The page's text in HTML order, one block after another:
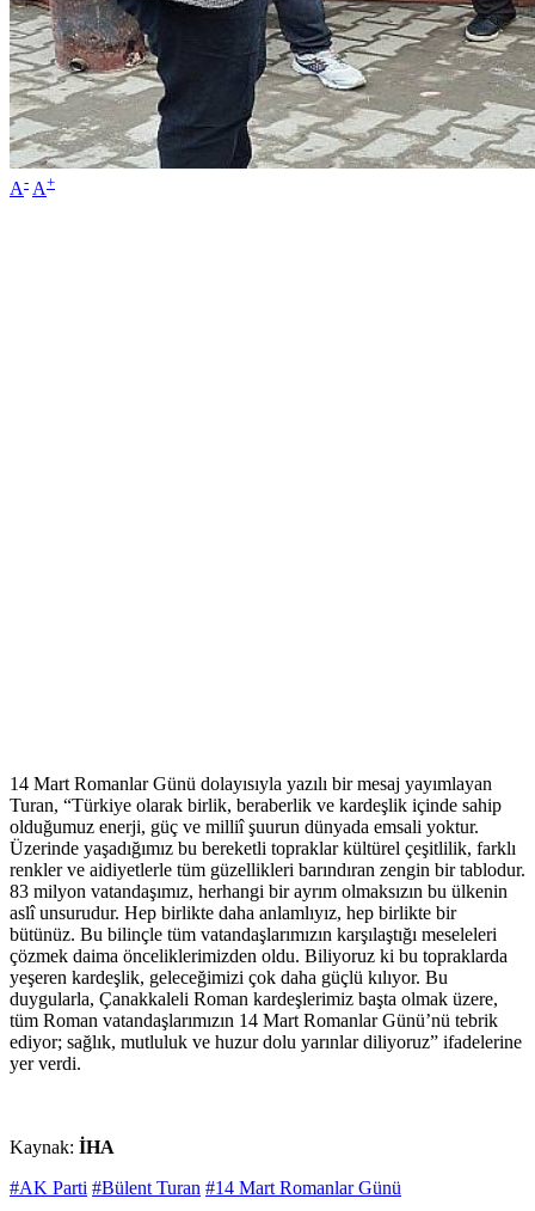
A- A+
14 Mart Romanlar Günü dolayısıyla yazılı bir mesaj yayımlayan
Turan, “Türkiye olarak birlik, beraberlik ve kardeşlik içinde sahip
olduğumuz enerji, güç ve milliî şuurun dünyada emsali yoktur.
Üzerinde yaşadığımız bu bereketli topraklar kültürel çeşitlilik, farklı
renkler ve aidiyetlerle tüm güzellikleri barındıran zengin bir tablodur.
83 milyon vatandaşımız, herhangi bir ayrım olmaksızın bu ülkenin
aslî unsurudur. Hep birlikte daha anlamlıyız, hep birlikte bir
bütünüz. Bu bilinçle tüm vatandaşlarımızın karşılaştığı meseleleri
çözmek daima önceliklerimizden oldu. Biliyoruz ki bu topraklarda
yeşeren kardeşlik, geleceğimizi çok daha güçlü kılıyor. Bu
duygularla, Çanakkaleli Roman kardeşlerimiz başta olmak üzere,
tüm Roman vatandaşlarımızın 14 Mart Romanlar Günü’nü tebrik
ediyor; sağlık, mutluluk ve huzur dolu yarınlar diliyoruz” ifadelerine
yer verdi.
Kaynak: İHA
#AK Parti #Bülent Turan #14 Mart Romanlar Günü